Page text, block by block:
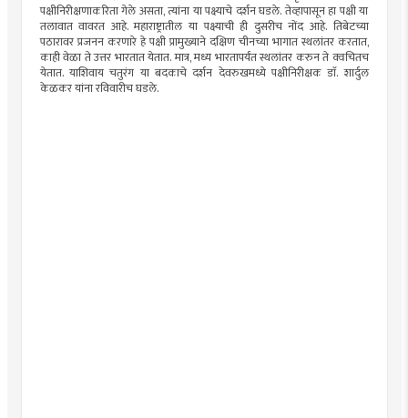
पक्षीनिरीक्षणाकरिता गेले असता, त्यांना या पक्ष्याचे दर्शन घडले. तेव्हापासून हा पक्षी या
तलावात वावरत आहे. महाराष्ट्रातील या पक्ष्याची ही दुसरीच नोंद आहे. तिबेटच्या
पठारावर प्रजनन करणारे हे पक्षी प्रामुख्याने दक्षिण चीनच्या भागात स्थलांतर करतात,
काही वेळा ते उत्तर भारतात येतात. मात्र, मध्य भारतापर्यंत स्थलांतर करुन ते क्वचितच
येतात. याशिवाय चतुरंग या बदकाचे दर्शन देवरुखमध्ये पक्षीनिरीक्षक डाॅ. शार्दुल
केळकर यांना रविवारीच घडले.